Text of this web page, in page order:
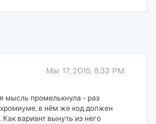
Mar 17, 2015, 8:33 PM
мысль промелькнула - раз
в нём же код должен
вариант вынуть из него